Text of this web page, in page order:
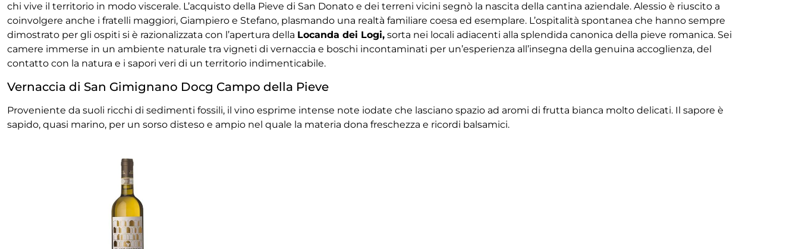
chi vive il territorio in modo viscerale. L’acquisto della Pieve di San Donato e dei terreni vicini segnò la nascita della cantina aziendale. Alessio è riuscito a
coinvolgere anche i fratelli maggiori, Giampiero e Stefano, plasmando una realtà familiare coesa ed esemplare. L’ospitalità spontanea che hanno sempre
dimostrato per gli ospiti si è razionalizzata con l’apertura della Locanda dei Logi, sorta nei locali adiacenti alla splendida canonica della pieve romanica. Sei
camere immerse in un ambiente naturale tra vigneti di vernaccia e boschi incontaminati per un’esperienza all’insegna della genuina accoglienza, del
contatto con la natura e i sapori veri di un territorio indimenticabile.
Vernaccia di San Gimignano Docg Campo della Pieve
Proveniente da suoli ricchi di sedimenti fossili, il vino esprime intense note iodate che lasciano spazio ad aromi di frutta bianca molto delicati. Il sapore è
sapido, quasi marino, per un sorso disteso e ampio nel quale la materia dona freschezza e ricordi balsamici.